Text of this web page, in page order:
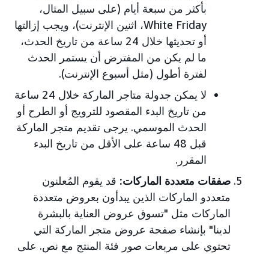
بأكثر من سبعة أيام (على سبيل المثال،
White Friday، اثنين الإنترنت)، ويجب إزالتها
أو تحديثها خلال 24 ساعة من تاريخ الحدث،
ما لم يكن من المفترض أن يستمر الحدث
لفترة أطول (مثل أسبوع الإنترنت).
لا يمكن جدولة متاجر الماركة خلال 24 ساعة
من تاريخ البدء المقصود للترويج أو الطرح أو
الحدث الموسمي. يرجى تقديم متجر الماركة
قبل 48 ساعة على الأقل من تاريخ البدء
المقرر.
صفقات متعددة الماركات: قد يقوم المُعلنون
متعددو الماركات الذين يبدأون بعروض متعددة
الماركات مثل "تسوق عروض العناية بالبشرة
لدينا" بإنشاء صفحة عروض متجر الماركة التي
تحتوي على مربعات صور فئة المنتج مع نص. على